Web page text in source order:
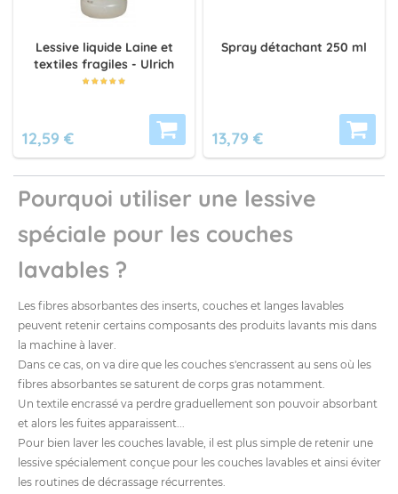
Lessive liquide Laine et
textiles fragiles - Ulrich
12,59 €
Spray détachant 250 ml
13,79 €
Pourquoi utiliser une lessive
spéciale pour les couches
lavables ?
Les fibres absorbantes des inserts, couches et langes lavables
peuvent retenir certains composants des produits lavants mis dans
la machine à laver.
Dans ce cas, on va dire que les couches s'encrassent au sens où les
fibres absorbantes se saturent de corps gras notamment.
Un textile encrassé va perdre graduellement son pouvoir absorbant
et alors les fuites apparaissent...
Pour bien laver les couches lavable, il est plus simple de retenir une
lessive spécialement conçue pour les couches lavables et ainsi éviter
les routines de décrassage récurrentes.